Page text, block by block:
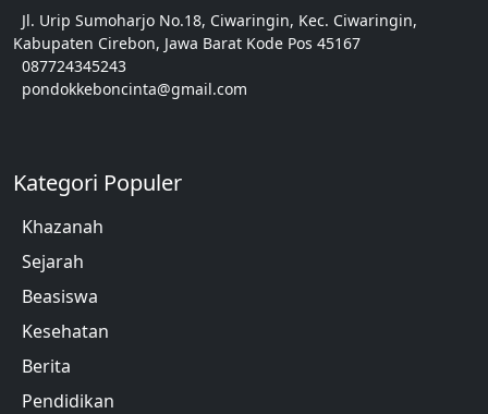
Jl. Urip Sumoharjo No.18, Ciwaringin, Kec. Ciwaringin,
Kabupaten Cirebon, Jawa Barat Kode Pos 45167
087724345243
pondokkeboncinta@gmail.com
Kategori Populer
Khazanah
Sejarah
Beasiswa
Kesehatan
Berita
Pendidikan